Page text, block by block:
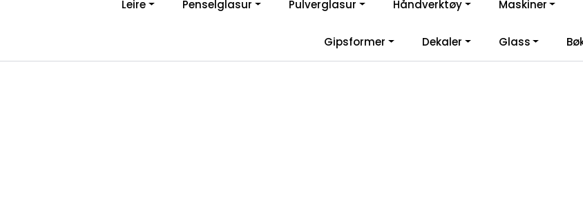
Velkommen til vår nye nettbutikk! Besøk Min side for mer
Leire Penselglasur Pulverglasur Håndverktøy Maskiner
Gipsformer Dekaler Glass